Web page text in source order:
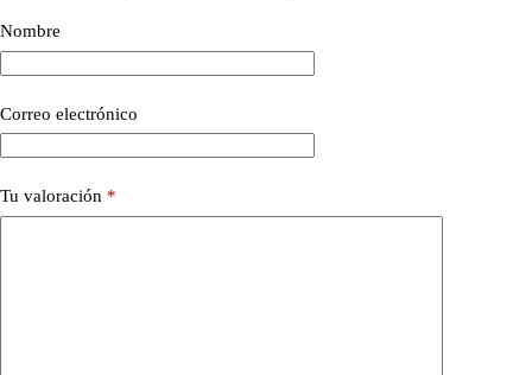
Nombre
Correo electrónico
Tu valoración *